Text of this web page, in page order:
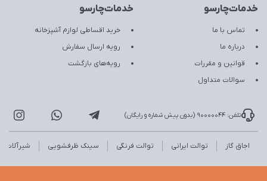
خدمات‌چارسو
تماس با ما
درباره ما
قوانین و مقررات
سوالات متداول
خدمات‌چارسو
خرید اقساطی لوازم آشپزخانه
رویه ارسال سفارش
رویه‌های بازگشت
تلفن: 90000044 (بدون پیش شماره و رایگان)
اجاق گاز توالت ایرانی توالت فرنگی سینک ظرفشویی شیرآلات